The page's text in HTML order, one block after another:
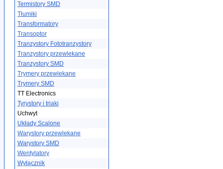
Termistory SMD
Tłumiki
Transformatory
Transoptor
Tranzystory Fototranzystory
Tranzystory przewlekane
Tranzystory SMD
Trymery przewlekane
Trymery SMD
TT Electronics
Tyrystory i triaki
Uchwyt
Układy Scalone
Warystory przewlekane
Warystory SMD
Wentylatory
Wyłącznik